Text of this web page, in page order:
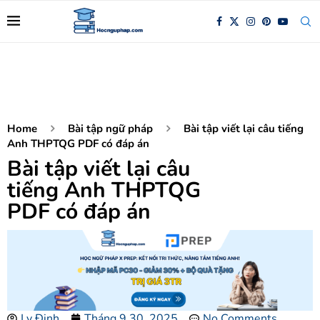
Home Bài tập ngữ pháp
Bài tập viết lại câu tiếng
Anh THPTQG PDF có đáp án
Bài tập viết lại câu
tiếng Anh THPTQG
PDF có đáp án